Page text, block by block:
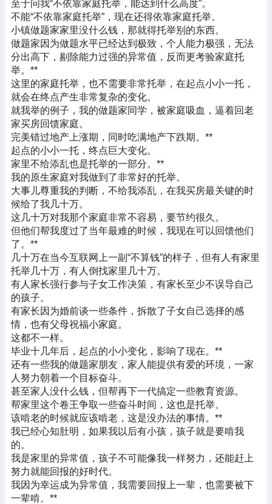
至于问我“不依靠家庭托举，能达到什么高度”。
不能“不依靠家庭托举”，现在还得依靠家庭托举。
小镇做题家家里没什么钱，那就得托举别的东西。
做题家因为做题水平已经达到极致，个人能力极强，无法
分出高下，剔除能力过强的异常值，反而更考验家庭托
举。 **
这里的家庭托举，也不需要非常托举，在起点小小一托，
就会在终点产生非常复杂的变化。
就我举的例子，我的做题家同学，被家庭吸血，逼着回老
家买房回馈家庭。
完美错过地产上涨期，同时吃满地产下跌期。 **
起点的小小一托，终点巨大变化。
家里不给添乱也是托举的一部分。 **
我的原生家庭对我做到了非常好的托举。
大事儿尊重我的判断，不给我添乱，在我买房最关键的时
候给了我几十万。
这几十万对我那个家庭非常不容易，要节约很久。
但他们帮我度过了当年最难的时候，我现在可以回馈他们
了。 **
几十万在当今互联网上一副“不算钱”的样子，但有人有家里
托举几十万，有人倒找家里几十万。
有人家长强行参与子女工作决策，有家长至少不误导自己
的孩子。
有家长因为婚前谈一些条件，拆散了子女自己选择的感
情，也有父母祝福小家庭。
这都不一样。
毕业十几年后，起点的小小变化，影响了现在。 **
还有一些我的做题家朋友，家人能提供有爱的环境，一家
人努力朝着一个目标奋斗。
甚至家人没什么钱，但帮再下一代搞定一些教育资源。
帮家里这个卷王争取一些奋斗时间，这也是托举。
该啃老的时候就应该啃老，这是没办法的事情。 **
我已经心知肚明，如果我以后有小孩，孩子就是要啃我
的。
我是家里的异常值，孩子不可能像我一样努力，还能赶上
努力就能回报的好时代。
我因为幸运成为异常值，我需要回报上一辈，也需要被下
一辈啃。 **